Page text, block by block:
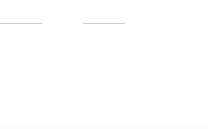
戻そうと考えます。個性豊かな
いいお猿たちの奮闘に笑顔と元